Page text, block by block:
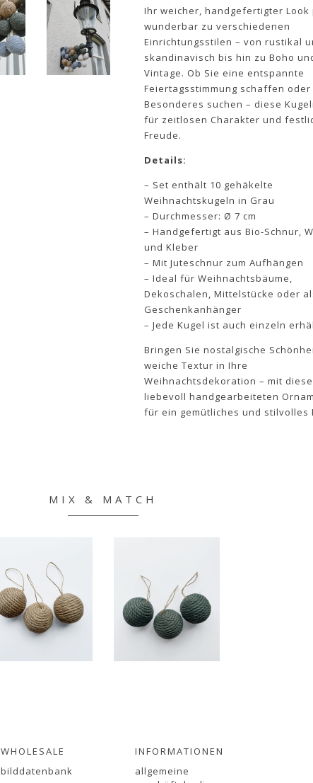
Ihr weicher, handgefertigter Look
wunderbar zu verschiedenen
Einrichtungsstilen – von rustikal
skandinavisch bis hin zu Boho
Vintage. Ob Sie eine entspannte
Feiertagsstimmung schaffen oder
Besonderes suchen – diese
für zeitlosen Charakter und
Freude.
Details:
– Set enthält 10 gehäkelte
Weihnachtskugeln in Grau
– Durchmesser: Ø 7 cm
– Handgefertigt aus Bio-Schnur,
und Kleber
– Mit Juteschnur zum Aufhängen
– Ideal für Weihnachtsbäume,
Dekoschalen, Mittelstücke oder
Geschenkanhänger
– Jede Kugel ist auch einzeln
Bringen Sie nostalgische
weiche Textur in Ihre
Weihnachtsdekoration – mit
liebevoll handgearbeiteten
für ein gemütliches und stilvolles
MIX & MATCH
WHOLESALE
bilddatenbank
INFORMATIONEN
allgemeine